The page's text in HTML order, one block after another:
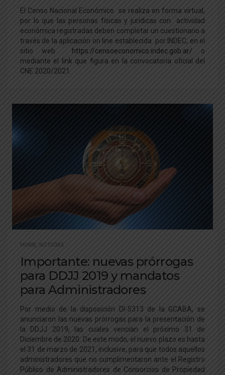
El Censo Nacional Económico se realiza en forma virtual,
por lo que las personas físicas y jurídicas con actividad
económica registradas deben completar un cuestionario a
través de la aplicación on line establecida por INDEC, en el
sitio web
https://censoeconomico.indec.gob.ar/ o
mediante el link que figura en la convocatoria oficial del
CNE 2020/2021.
HOME, NOTICIAS
Importante: nuevas prórrogas
para DDJJ 2019 y mandatos
para Administradores
Por medio de la disposición DI-5313 de la GCABA, se
anunciaron las nuevas prórrogas para la presentación de
la DDJJ 2019, las cuales vencían el próximo 31 de
Diciembre de 2020. De este modo, el nuevo plazo es hasta
el 31 de marzo de 2021, inclusive, para que todos aquellos
administradores que no cumplimentaron ante el Registro
Público de Administradores de Consorcios de Propiedad